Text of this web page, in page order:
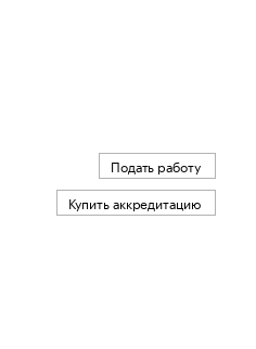
Подать работу
Купить аккредитацию